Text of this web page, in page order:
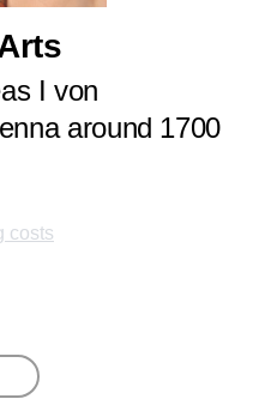
I von
around 1700
costs